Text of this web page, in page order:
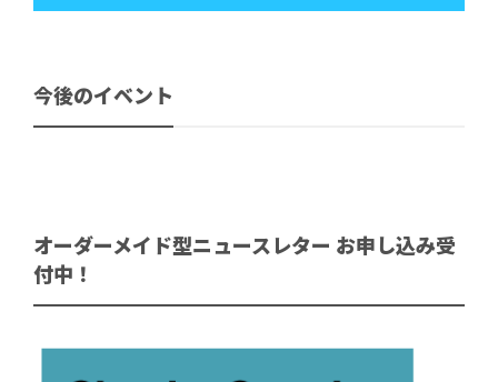
今後のイベント
オーダーメイド型ニュースレター お申し込み受
付中！